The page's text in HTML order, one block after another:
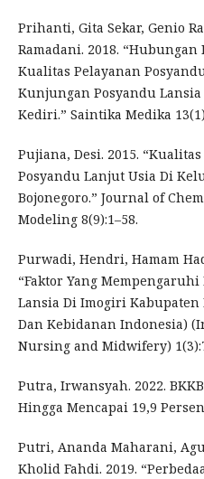
Prihanti, Gita Sekar, Genio
Ramadani. 2018.
Kualitas Pelayanan
Kunjungan Posyandu Lansia
Kediri.” Saintika Medika
Pujiana, Desi. 2015.
Posyandu Lanjut Usia Di
Bojonegoro.” Journal of
Modeling 8(9):1–58.
Purwadi, Hendri, Hamam
“Faktor Yang
Lansia Di Imogiri Kabupaten
Dan Kebidanan Indonesia)
Nursing and Midwifery)
Putra, Irwansyah. 2022.
Hingga Mencapai 19,9
Putri, Ananda Maharani,
Kholid Fahdi. 2019.